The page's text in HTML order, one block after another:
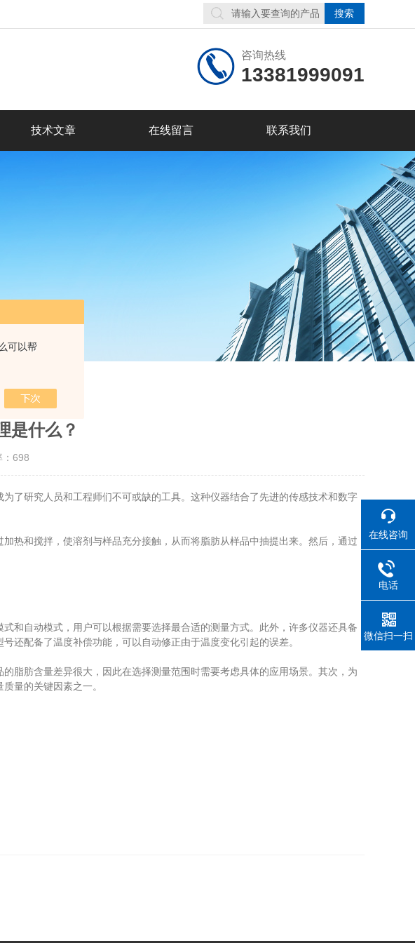
可以帮
咨询热线
13381999091
技术文章 在线留言 联系我们
是什么？
698
研究人员和工程师们不可或缺的工具。这种仪器结合了先进的传感技术和数字
和搅拌，使溶剂与样品充分接触，从而将脂肪从样品中抽提出来。然后，通过
自动模式，用户可以根据需要选择最合适的测量方式。此外，许多仪器还具备
还配备了温度补偿功能，可以自动修正由于温度变化引起的误差。
肪含量差异很大，因此在选择测量范围时需要考虑具体的应用场景。其次，为
量的关键因素之一。
在线咨询
电话
微信扫一扫